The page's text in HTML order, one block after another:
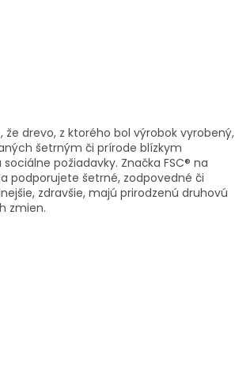
drevo, z ktorého bol výrobok vyrobený,
šetrným či prírode blízkym
požiadavky. Značka FSC® na
podporujete šetrné, zodpovedné či
zdravšie, majú prirodzenú druhovú
zmien.